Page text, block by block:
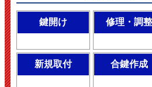
鍵開け 修理・調整
新規取付 合鍵作成